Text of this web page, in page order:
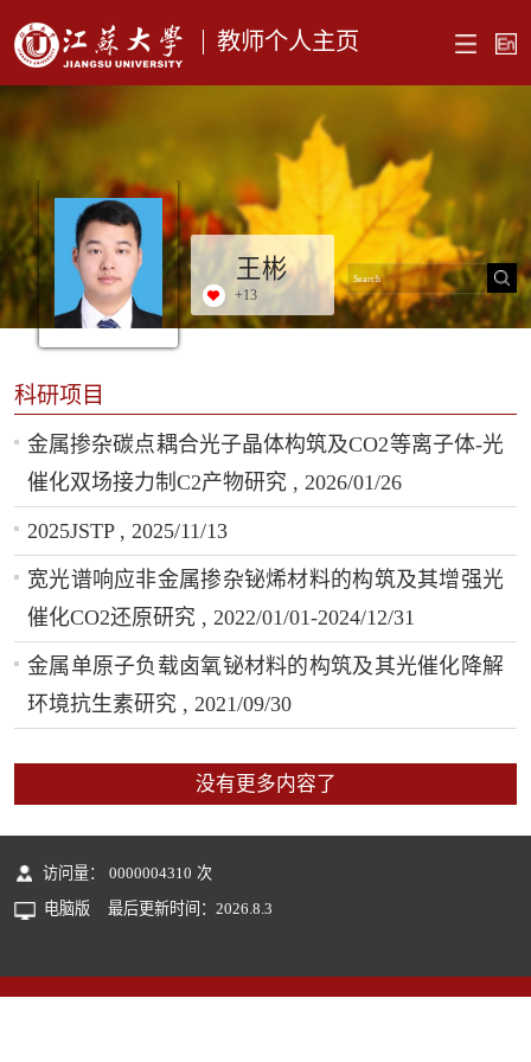
教师个人主页
王彬
+13
科研项目
金属掺杂碳点耦合光子晶体构筑及CO2等离子体-光
催化双场接力制C2产物研究 , 2026/01/26
2025JSTP , 2025/11/13
宽光谱响应非金属掺杂铋烯材料的构筑及其增强光
催化CO2还原研究 , 2022/01/01-2024/12/31
金属单原子负载卤氧铋材料的构筑及其光催化降解
环境抗生素研究 , 2021/09/30
没有更多内容了
访问量： 0000004310 次
电脑版
最后更新时间： 2026 8 3